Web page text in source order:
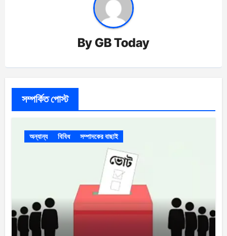
ByGB Today
সম্পর্কিত পোস্ট
অন্যান্য বিবিধ সম্পাদকের বাছাই